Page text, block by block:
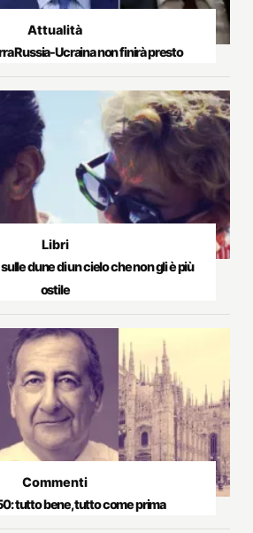
Attualità
Russia-Ucraina non finirà presto
Libri
dune di un cielo che non gli è più
ostile
Commenti
tutto bene, tutto come prima